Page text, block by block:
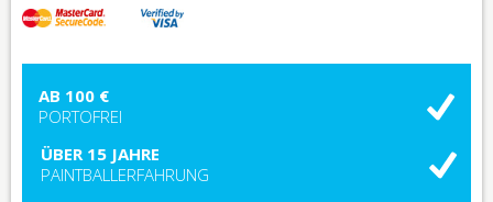
AB 100 €
PORTOFREI
ÜBER 15 JAHRE
PAINTBALLERFAHRUNG